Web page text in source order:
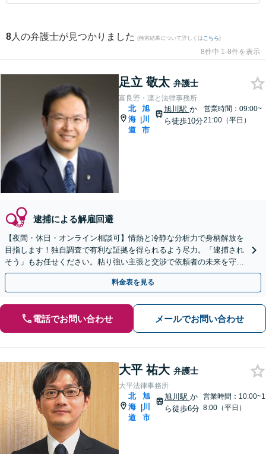
8 人の弁護士が見つかりました (検索結果について詳しくは こちら)
8件中 1-8件を表示
足立 敬太 弁護士
富良野・凛と法律事務所
北
海
道
|
旭
川
市
旭川駅 か
ら徒歩10分
営業時間：09:00~
21:00（平日）
逮捕による解雇回避
【夜間・休日・オンライン相談可】情熱と冷静な分析力で身柄解放を
目指します！独自調査で有利な証拠を得られるよう尽力。「逮捕され
そう」もお任せください。粘り強い主張と交渉で依頼者の未来を守り
ます。
料金表を見る
電話でお問い合わせ メールでお問い合わせ
大平 祐大 弁護士
大平法律事務所
北
海
道
|
旭
川
市
旭川駅 か
ら徒歩6分
営業時間：10:00~1
8:00（平日）